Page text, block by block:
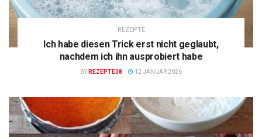
REZEPTE
Ich habe diesen Trick erst nicht geglaubt,
nachdem ich ihn ausprobiert habe
BY REZEPTE38 12 JANUAR 2026